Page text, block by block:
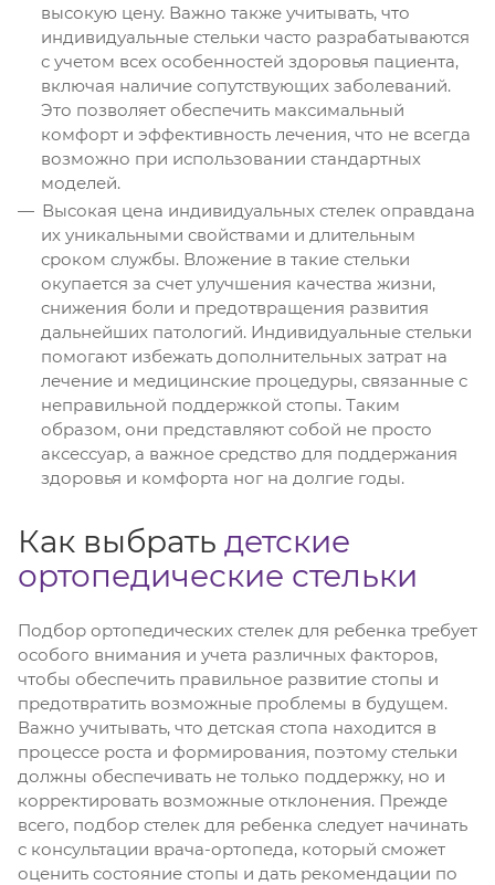
высокую цену. Важно также учитывать, что
индивидуальные стельки часто разрабатываются
с учетом всех особенностей здоровья пациента,
включая наличие сопутствующих заболеваний.
Это позволяет обеспечить максимальный
комфорт и эффективность лечения, что не всегда
возможно при использовании стандартных
моделей.
Высокая цена индивидуальных стелек оправдана
их уникальными свойствами и длительным
сроком службы. Вложение в такие стельки
окупается за счет улучшения качества жизни,
снижения боли и предотвращения развития
дальнейших патологий. Индивидуальные стельки
помогают избежать дополнительных затрат на
лечение и медицинские процедуры, связанные с
неправильной поддержкой стопы. Таким
образом, они представляют собой не просто
аксессуар, а важное средство для поддержания
здоровья и комфорта ног на долгие годы.
Как выбрать детские
ортопедические стельки
Подбор ортопедических стелек для ребенка требует
особого внимания и учета различных факторов,
чтобы обеспечить правильное развитие стопы и
предотвратить возможные проблемы в будущем.
Важно учитывать, что детская стопа находится в
процессе роста и формирования, поэтому стельки
должны обеспечивать не только поддержку, но и
корректировать возможные отклонения. Прежде
всего, подбор стелек для ребенка следует начинать
с консультации врача-ортопеда, который сможет
оценить состояние стопы и дать рекомендации по